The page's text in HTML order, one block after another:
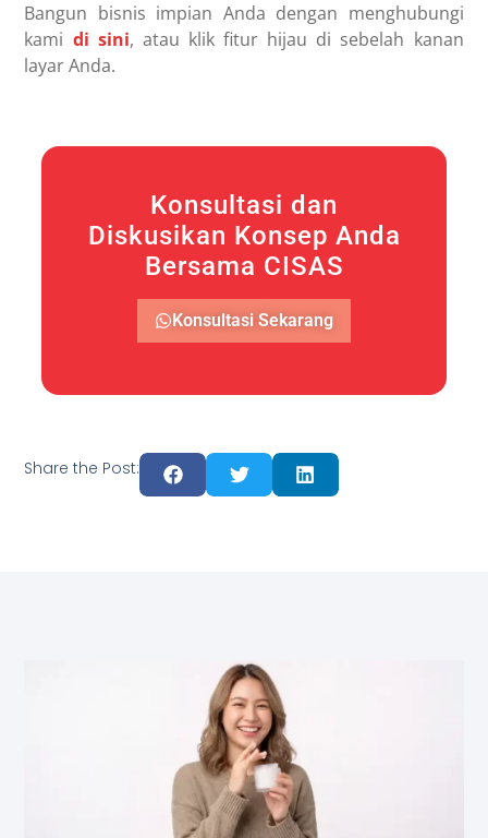
Bangun bisnis impian Anda dengan menghubungi
kami di sini, atau klik fitur hijau di sebelah kanan
layar Anda.
Konsultasi dan
Diskusikan Konsep Anda
Bersama CISAS
Konsultasi Sekarang
Share the Post: